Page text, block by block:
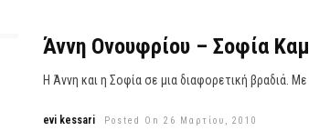
Άννη Ονουφρίου – Σοφία
Η Άννη και η Σοφία σε μια διαφορετική βραδιά. Με
evi kessari Posted On 26 Μαρτίου, 2010